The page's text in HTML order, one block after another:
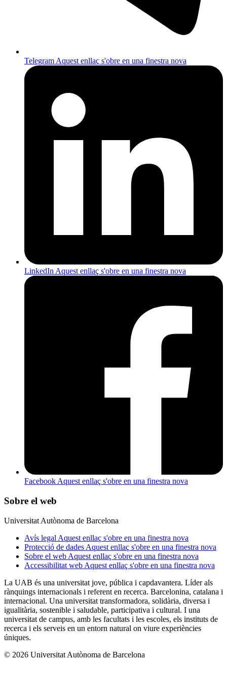
TelegramAquest enllaç s'obre en una finestra nova
LinkedInAquest enllaç s'obre en una finestra nova
FacebookAquest enllaç s'obre en una finestra nova
Sobre el web
Universitat Autònoma de Barcelona
Avís legal Aquest enllaç s'obre en una finestra nova
Protecció de dades Aquest enllaç s'obre en una finestra nova
Sobre el web Aquest enllaç s'obre en una finestra nova
Accessibilitat web Aquest enllaç s'obre en una finestra nova
La UAB és una universitat jove, pública i capdavantera. Líder als
rànquings internacionals i referent en recerca. Barcelonina, catalana i
internacional. Una universitat transformadora, solidària, diversa i
igualitària, sostenible i saludable, participativa i cultural. I una
universitat de campus, amb les facultats i les escoles, els instituts de
recerca i els serveis en un entorn natural on viure experiències
úniques.
© 2026 Universitat Autònoma de Barcelona